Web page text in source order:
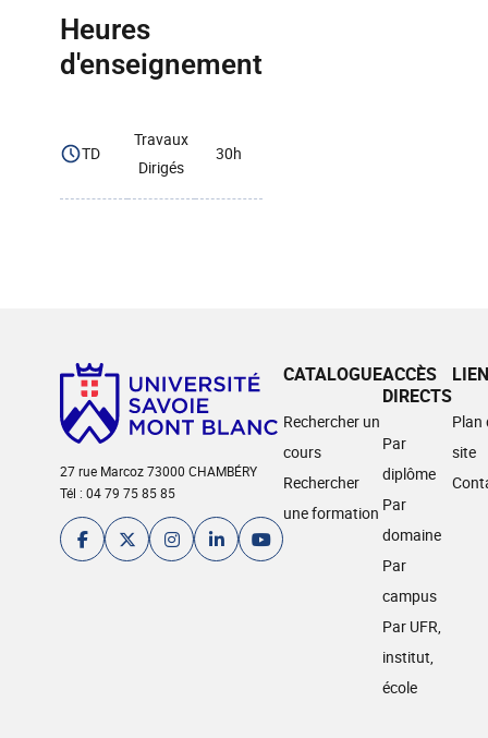
Heures
d'enseignement
TD
Travaux
Dirigés
30h
27 rue Marcoz 73000 CHAMBÉRY
Tél : 04 79 75 85 85
CATALOGUE
Rechercher un
cours
Rechercher
une formation
ACCÈS
DIRECTS
Par
diplôme
Par
domaine
Par
campus
Par UFR,
institut,
école
Plan
site